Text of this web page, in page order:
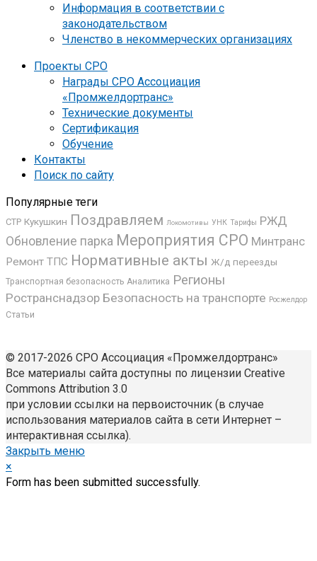
Информация в соответствии с
законодательством
Членство в некоммерческих организациях
Проекты СРО
Награды СРО Ассоциация
«Промжелдортранс»
Технические документы
Сертификация
Обучение
Контакты
Поиск по сайту
Популярные теги
СТР Кукушкин Поздравляем Локомотивы УНК Тарифы РЖД
Обновление парка Мероприятия СРО Минтранс
Ремонт ТПС Нормативные акты Ж/д переезды
Транспортная безопасность Аналитика Регионы
Ространснадзор Безопасность на транспорте Росжелдор
Статьи
© 2017-2026 СРО Ассоциация «Промжелдортранс»
Все материалы сайта доступны по лицензии Creative
Commons Attribution 3.0
при условии ссылки на первоисточник (в случае
использования материалов сайта в сети Интернет –
интерактивная ссылка).
Закрыть меню
×
Form has been submitted successfully.